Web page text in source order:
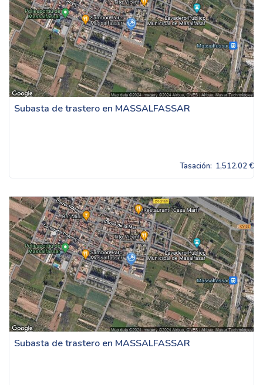
Subasta de trastero en MASSALFASSAR
Tasación: 1,512.02 €
Subasta de trastero en MASSALFASSAR